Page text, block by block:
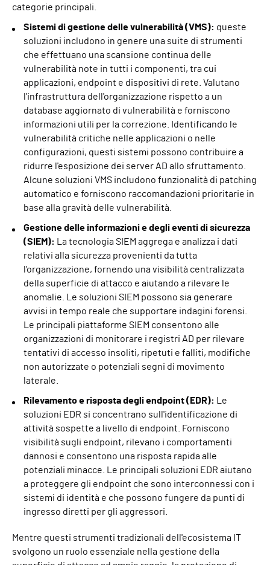
categorie principali.
Sistemi di gestione delle vulnerabilità (VMS): queste
soluzioni includono in genere una suite di strumenti
che effettuano una scansione continua delle
vulnerabilità note in tutti i componenti, tra cui
applicazioni, endpoint e dispositivi di rete. Valutano
l'infrastruttura dell'organizzazione rispetto a un
database aggiornato di vulnerabilità e forniscono
informazioni utili per la correzione. Identificando le
vulnerabilità critiche nelle applicazioni o nelle
configurazioni, questi sistemi possono contribuire a
ridurre l'esposizione dei server AD allo sfruttamento.
Alcune soluzioni VMS includono funzionalità di patching
automatico e forniscono raccomandazioni prioritarie in
base alla gravità delle vulnerabilità.
Gestione delle informazioni e degli eventi di sicurezza
(SIEM):
La tecnologia SIEM aggrega e analizza i dati
relativi alla sicurezza provenienti da tutta
l'organizzazione, fornendo una visibilità centralizzata
della superficie di attacco e aiutando a rilevare le
anomalie. Le soluzioni SIEM possono sia generare
avvisi in tempo reale che supportare indagini forensi.
Le principali piattaforme SIEM consentono alle
organizzazioni di monitorare i registri AD per rilevare
tentativi di accesso insoliti, ripetuti e falliti, modifiche
non autorizzate o potenziali segni di movimento
laterale.
Rilevamento e risposta degli endpoint (EDR):
Le
soluzioni EDR si concentrano sull'identificazione di
attività sospette a livello di endpoint. Forniscono
visibilità sugli endpoint, rilevano i comportamenti
dannosi e consentono una risposta rapida alle
potenziali minacce. Le principali soluzioni EDR aiutano
a proteggere gli endpoint che sono interconnessi con i
sistemi di identità e che possono fungere da punti di
ingresso diretti per gli aggressori.
Mentre questi strumenti tradizionali dell'ecosistema IT
svolgono un ruolo essenziale nella gestione della